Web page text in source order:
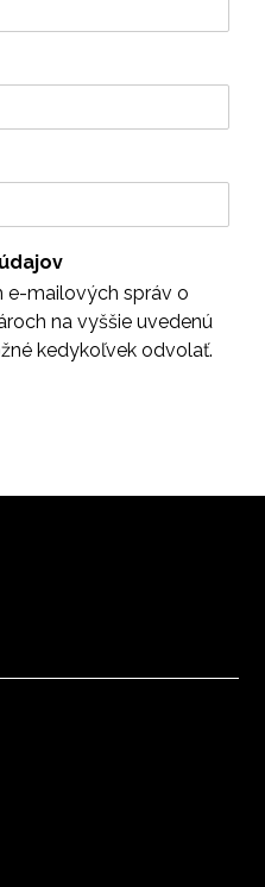
e-mailových správ o
na vyššie uvedenú
kedykoľvek odvolať.